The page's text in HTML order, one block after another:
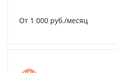
От 1 000 руб./месяц